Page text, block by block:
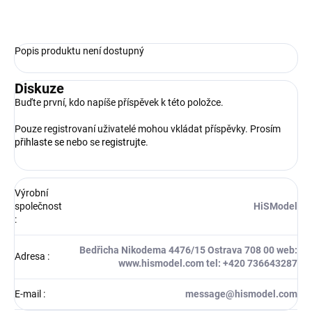
Popis produktu není dostupný
Diskuze
Buďte první, kdo napíše příspěvek k této položce.
Pouze registrovaní uživatelé mohou vkládat příspěvky. Prosím
přihlaste se nebo se registrujte.
Výrobní
společnost
:
HiSModel
Adresa :
Bedřicha Nikodema 4476/15 Ostrava 708 00 web:
www.hismodel.com tel: +420 736643287
E-mail : message@hismodel.com